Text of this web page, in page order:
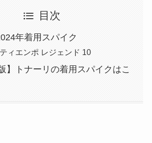
目次
年着用スパイク
ィエンポ レジェンド 10
】トナーリの着用スパイクはこ